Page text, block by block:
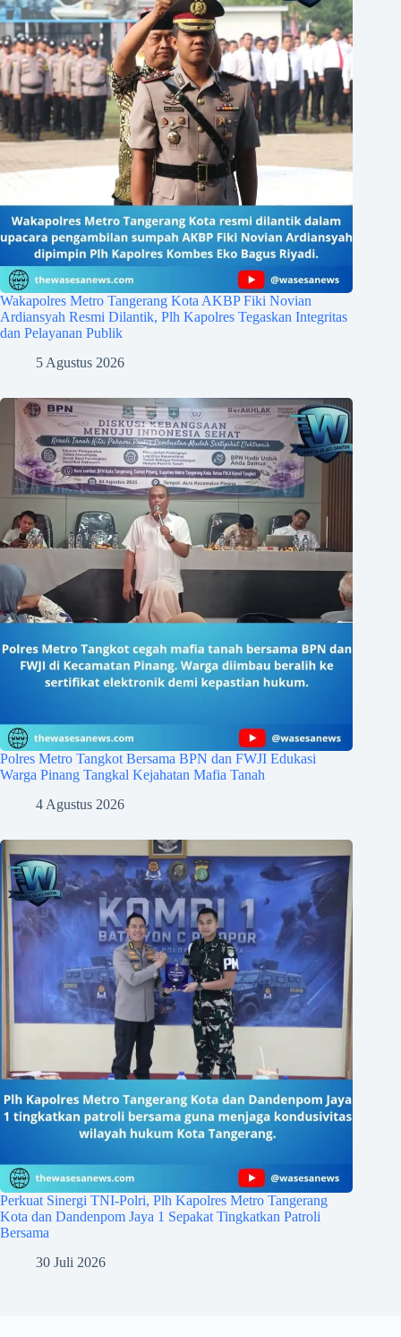
Wakapolres Metro Tangerang Kota AKBP Fiki Novian
Ardiansyah Resmi Dilantik, Plh Kapolres Tegaskan Integritas
dan Pelayanan Publik
5 Agustus 2026
Polres Metro Tangkot Bersama BPN dan FWJI Edukasi
Warga Pinang Tangkal Kejahatan Mafia Tanah
4 Agustus 2026
Perkuat Sinergi TNI-Polri, Plh Kapolres Metro Tangerang
Kota dan Dandenpom Jaya 1 Sepakat Tingkatkan Patroli
Bersama
30 Juli 2026